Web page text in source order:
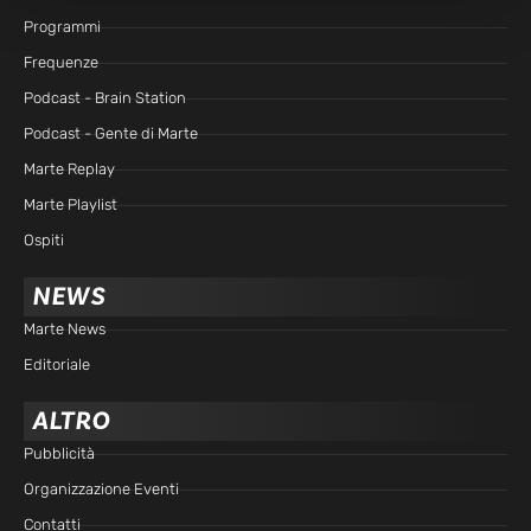
Programmi
Frequenze
Podcast - Brain Station
Podcast - Gente di Marte
Marte Replay
Marte Playlist
Ospiti
NEWS
Marte News
Editoriale
ALTRO
Pubblicità
Organizzazione Eventi
Contatti